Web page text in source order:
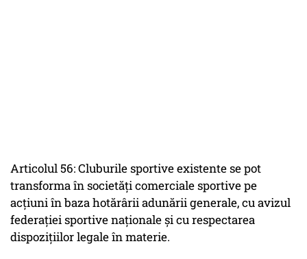
Articolul 56: Cluburile sportive existente se pot
transforma în societăți comerciale sportive pe
acțiuni în baza hotărârii adunării generale, cu avizul
federației sportive naționale și cu respectarea
dispozițiilor legale în materie.